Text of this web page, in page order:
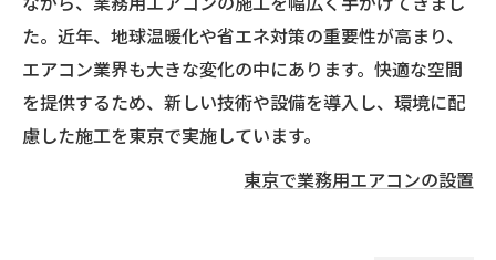
た。近年、地球温暖化や省エネ対策の重要性が高まり、
エアコン業界も大きな変化の中にあります。快適な空間
を提供するため、新しい技術や設備を導入し、環境に配
慮した施工を東京で実施しています。
東京で業務用エアコンの設置